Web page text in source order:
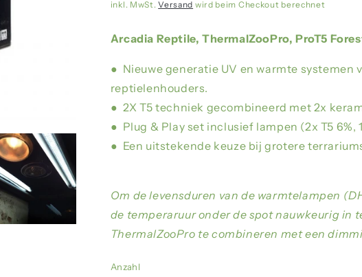
inkl. MwSt.Versand wird beim Checkout berechnet
Arcadia Reptile, ThermalZooPro, ProT5
● Nieuwe generatie UV en warmte systemen
reptielenhouders.
● 2X T5 techniek gecombineerd met 2x
● Plug & Play set inclusief lampen (2x T5 6%,
● Een uitstekende keuze bij grotere
Om de levensduren van de warmtelampen
de temperaruur onder de spot nauwkeurig in
ThermalZooPro te combineren met een
Anzahl